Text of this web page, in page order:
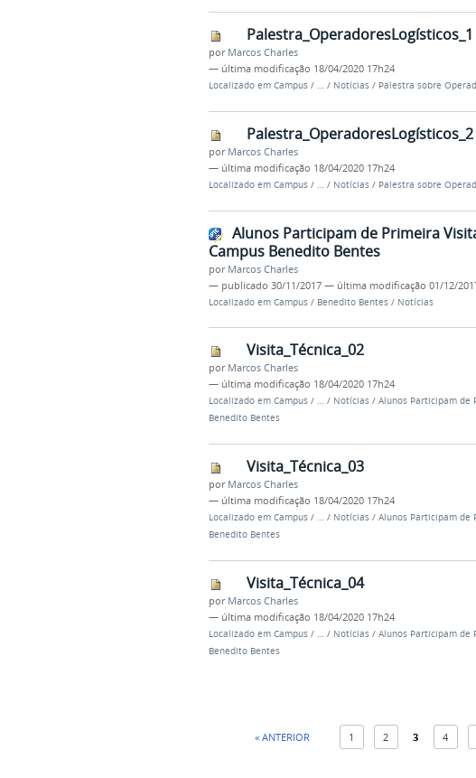
Palestra_OperadoresLogísticos_1
por Marcos Charles
— última modificação 18/04/2020 17h24
Localizado em Campus / … / Notícias / Palestra sobre
Palestra_OperadoresLogísticos_2
por Marcos Charles
— última modificação 18/04/2020 17h24
Localizado em Campus / … / Notícias / Palestra sobre
Alunos Participam de Primeira
Campus Benedito Bentes
por Marcos Charles
— publicado 30/11/2017 — última modificação 01/12/
Localizado em Campus / Benedito Bentes / Notícias
Visita_Técnica_02
por Marcos Charles
— última modificação 18/04/2020 17h24
Localizado em Campus / … / Notícias / Alunos Participam de
Benedito Bentes
Visita_Técnica_03
por Marcos Charles
— última modificação 18/04/2020 17h24
Localizado em Campus / … / Notícias / Alunos Participam de
Benedito Bentes
Visita_Técnica_04
por Marcos Charles
— última modificação 18/04/2020 17h24
Localizado em Campus / … / Notícias / Alunos Participam de
Benedito Bentes
« ANTERIOR 1 2 3 4